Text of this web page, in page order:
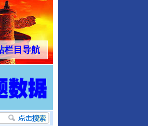
栏目导航